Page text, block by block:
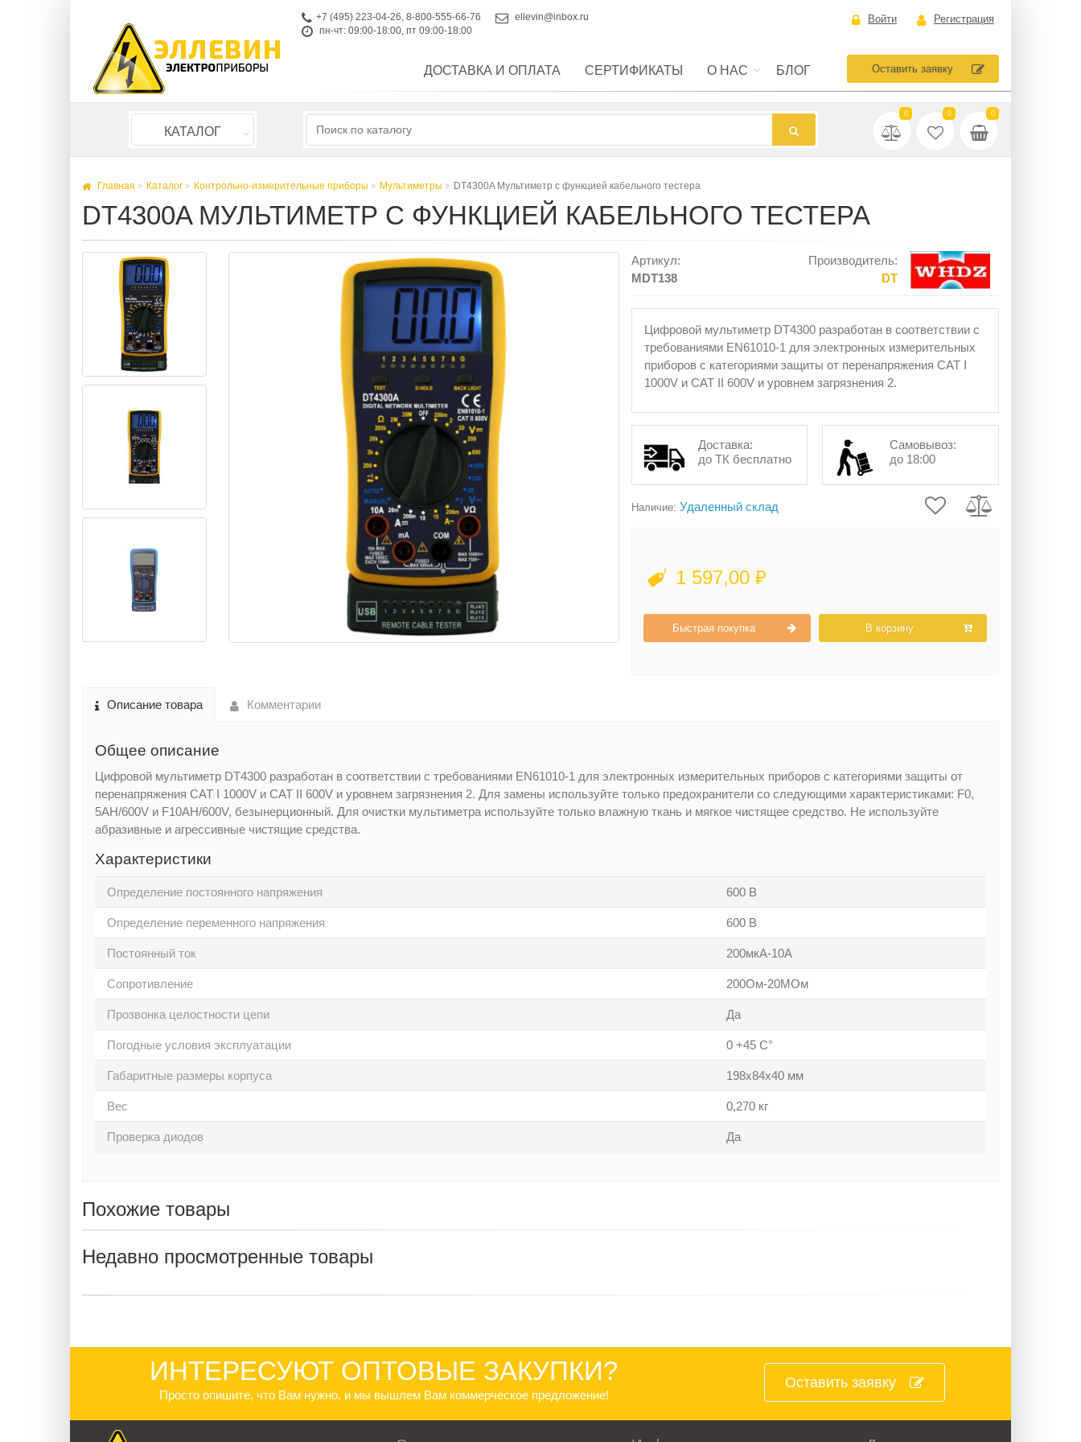
+7 (495) 223-04-26, 8-800-555-66-76
ellevin@inbox.ru
пн-чт: 09:00-18:00, пт 09:00-18:00
Войти Регистрация
ДОСТАВКА И ОПЛАТА СЕРТИФИКАТЫ О НАС БЛОГ Оставить заявку
КАТАЛОГ
0 0 0
Главная Каталог Контрольно-измерительные приборы Мультиметры DT4300A Мультиметр с функцией кабельного тестера
DT4300A МУЛЬТИМЕТР С ФУНКЦИЕЙ КАБЕЛЬНОГО ТЕСТЕРА
Артикул:
MDT138
Производитель:
DT
Цифровой мультиметр DT4300 разработан в соответствии с
требованиями EN61010-1 для электронных измерительных
приборов с категориями защиты от перенапряжения САТ I
1000V и CAT II 600V и уровнем загрязнения 2.
Доставка:
до ТК бесплатно
Самовывоз:
до 18:00
Наличие: Удаленный склад
1 597,00 ₽
Быстрая покупка В корзину
Описание товара Комментарии
Общее описание
Цифровой мультиметр DT4300 разработан в соответствии с требованиями EN61010-1 для электронных измерительных приборов с категориями защиты от
перенапряжения САТ I 1000V и CAT II 600V и уровнем загрязнения 2. Для замены используйте только предохранители со следующими характеристиками: F0,
5АН/600V и F10AH/600V, безынерционный. Для очистки мультиметра используйте только влажную ткань и мягкое чистящее средство. Не используйте
абразивные и агрессивные чистящие средства.
Характеристики
Определение постоянного напряжения 600 В
Определение переменного напряжения 600 В
Постоянный ток 200мкА-10А
Сопротивление 200Ом-20МОм
Прозвонка целостности цепи Да
Погодные условия эксплуатации 0 +45 С°
Габаритные размеры корпуса 198х84х40 мм
Вес 0,270 кг
Проверка диодов Да
Похожие товары
Недавно просмотренные товары
ИНТЕРЕСУЮТ ОПТОВЫЕ ЗАКУПКИ?
Просто опишите, что Вам нужно, и мы вышлем Вам коммерческое предложение!
Оставить заявку